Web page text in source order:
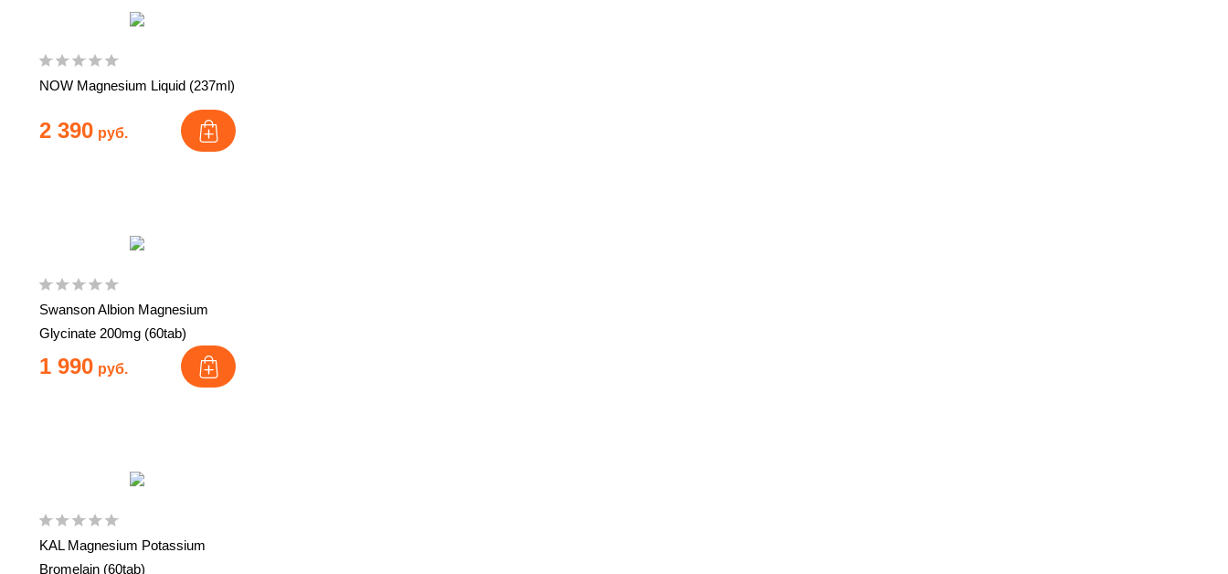
NOW Magnesium Liquid (237ml)
2 390 руб.
Swanson Albion Magnesium
Glycinate 200mg (60tab)
1 990 руб.
KAL Magnesium Potassium
Bromelain (60tab)